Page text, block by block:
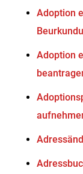
Adoption
Adoption